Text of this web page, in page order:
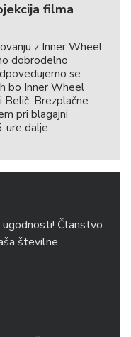
filma
z Inner Wheel
dobrodelno
se
bo Inner Wheel
Belič. Brezplačne
pri blagajni
ure dalje.
Članstvo
številne